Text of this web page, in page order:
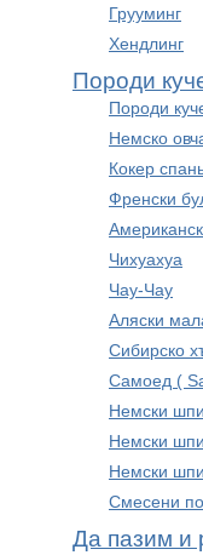
Грууминг
Хендлинг
Породи
Породи
Немско
Кокер
Френски
Чихуахуа
Чау-Чау
Аляски
Сибирско
Самоед (
Немски
Немски
Немски
Смесени
Да пазим и